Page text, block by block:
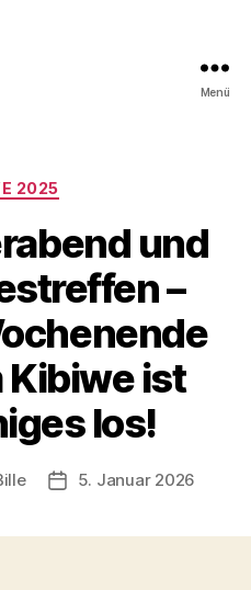
Menü
Kategorien
2025
und
–
Kibiwe ist
los!
Veröffentlichungsdatum
5. Januar 2026